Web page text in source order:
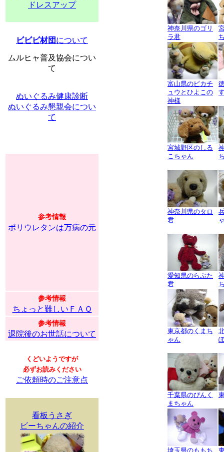
ドレスアップ
ビビビ材団 について
ムルヒャ普及協会につい
て
ぬいぐるみ健康診断
ぬいぐるみ懇親会につい
て
参考情報
ポリウレタンは万病の元
参考情報
ちょっと難しいＦＡＱ
参考情報
退院後のお世話について
くどいようですが
必ずお読みください
ご依頼時のご注意点
看板うさぎ
ビーちゃんの紹介
神奈川県のゴリ
ラ君
富山県のピカチ
ュウとひよこの
神様
宮城野区のしる
こちゃん
神奈川県のタロ
君
愛知県のらぶた
君
東京都のくまち
ゃん
千葉県のぴんく
まちゃん
埼玉県のももち